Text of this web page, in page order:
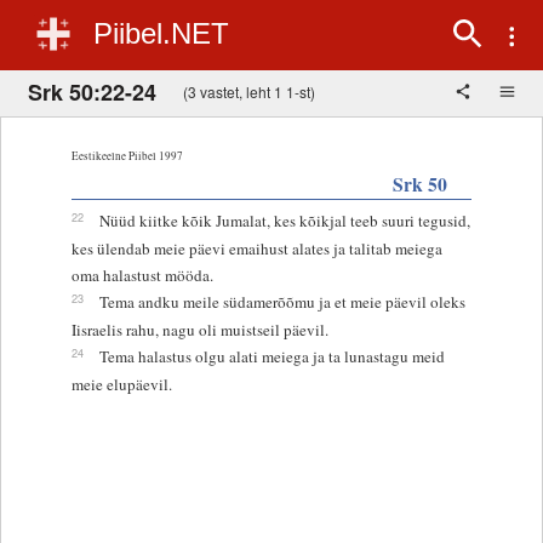
Piibel.NET
Srk 50:22-24 (3 vastet, leht 1 1-st)
Eestikeelne Piibel 1997
Srk 50
22
Nüüd kiitke kõik Jumalat, kes kõikjal teeb suuri tegusid,
kes ülendab meie päevi emaihust alates ja talitab meiega
oma halastust mööda.
23
Tema andku meile südamerõõmu ja et meie päevil oleks
Iisraelis rahu, nagu oli muistseil päevil.
24
Tema halastus olgu alati meiega ja ta lunastagu meid
meie elupäevil.